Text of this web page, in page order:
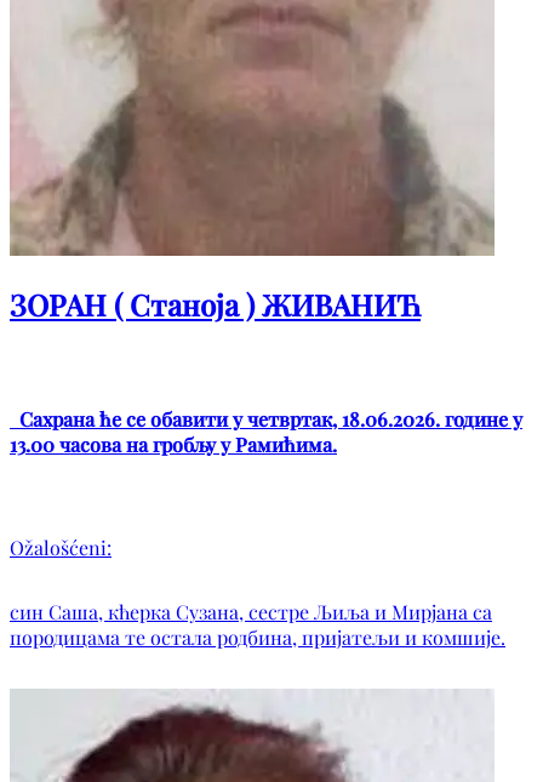
ЗОРАН ( Станоја ) ЖИВАНИЋ
Сахрана ће се обавити у четвртак, 18.06.2026. године у
13.00 часова на гробљу у Рамићима.
Ožalošćeni:
син Саша, кћерка Сузана, сестре Љиља и Мирјана са
породицама те остала родбина, пријатељи и комшије.